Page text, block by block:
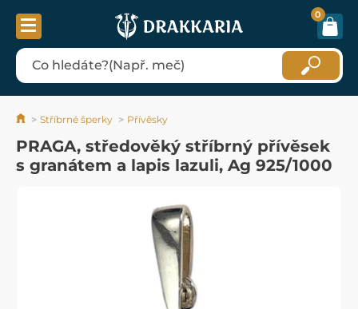
0
Stříbrné šperky Přívěsky
PRAGA, středověký stříbrný přívěsek
s granátem a lapis lazuli, Ag 925/1000